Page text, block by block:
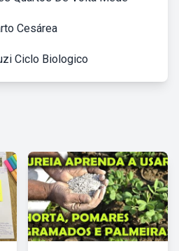
Cesárea
Ciclo Biologico